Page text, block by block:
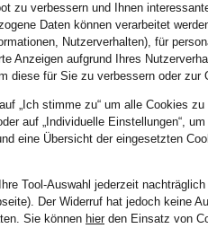
zu verbessern und Ihnen
Daten können verarbeitet
Nutzerverhalten), für
Anzeigen aufgrund Ihres
diese für Sie zu verbessern oder zur
„Ich stimme zu“ um alle Cookies
auf „Individuelle Einstellungen“,
eine Übersicht der eingesetzten
Tool-Auswahl jederzeit
Der Widerruf hat jedoch keine
Sie können hierden Einsatz von